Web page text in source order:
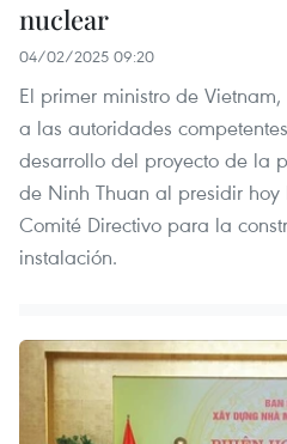
nuclear
04/02/2025 09:20
El primer ministro de
a las autoridades
desarrollo del proyecto de la
de Ninh Thuan al presidir
Comité Directivo para la
instalación.